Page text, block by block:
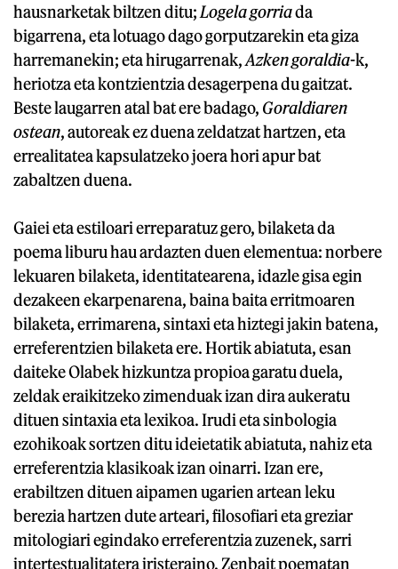
hausnarketak biltzen ditu; Logela gorriada
bigarrena, eta lotuago dago gorputzarekin eta giza
harremanekin; eta hirugarrenak,Azken goraldia-k,
heriotza eta kontzientzia desagerpena du gaitzat.
Beste laugarren atal bat ere badago, Goraldiaren
ostean, autoreak ez duena zeldatzat hartzen, eta
errealitatea kapsulatzeko joera hori apur bat
zabaltzen duena.
Gaiei eta estiloari erreparatuz gero, bilaketa da
poema liburu hau ardazten duen elementua: norbere
lekuaren bilaketa, identitatearena, idazle gisa egin
dezakeen ekarpenarena, baina baita erritmoaren
bilaketa, errimarena, sintaxi eta hiztegi jakin batena,
erreferentzien bilaketa ere. Hortik abiatuta, esan
daiteke Olabek hizkuntza propioa garatu duela,
zeldak eraikitzeko zimenduak izan dira aukeratu
dituen sintaxia eta lexikoa. Irudi eta sinbologia
ezohikoak sortzen ditu ideietatik abiatuta, nahiz eta
erreferentzia klasikoak izan oinarri. Izan ere,
erabiltzen dituen aipamen ugarien artean leku
berezia hartzen dute arteari, filosofiari eta greziar
mitologiari egindako erreferentzia zuzenek, sarri
intertestualitatera iristeraino. Zenbait poematan